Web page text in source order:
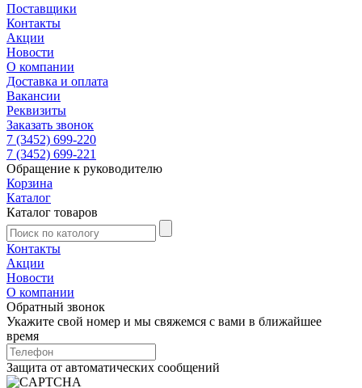
Поставщики
Контакты
Акции
Новости
О компании
Доставка и оплата
Вакансии
Реквизиты
Заказать звонок
7 (3452) 699-220
7 (3452) 699-221
Обращение к руководителю
Корзина
Каталог
Каталог товаров
Контакты
Акции
Новости
О компании
Обратный звонок
Укажите свой номер и мы свяжемся с вами в ближайшее
время
Защита от автоматических сообщений